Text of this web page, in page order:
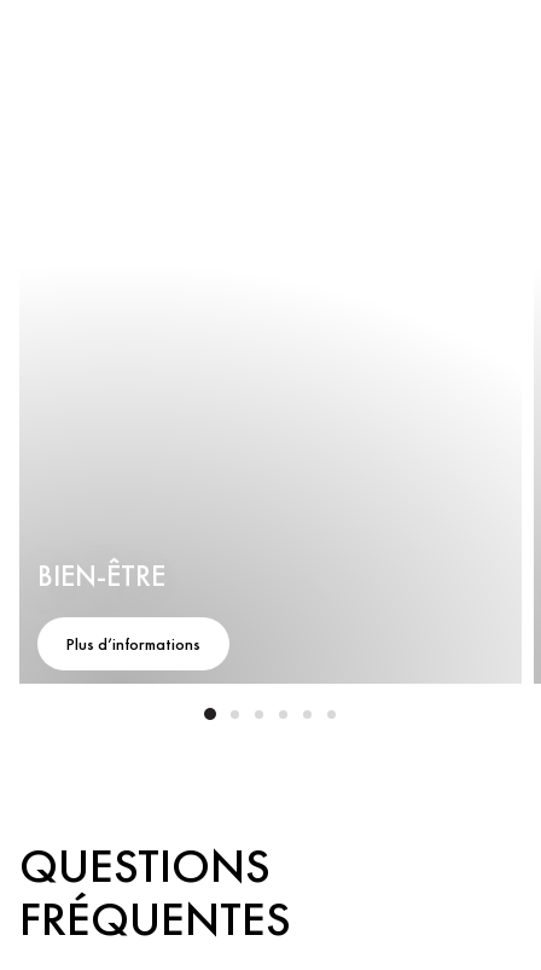
BIEN-ÊTRE
Plus d’informations
QUESTIONS
FRÉQUENTES